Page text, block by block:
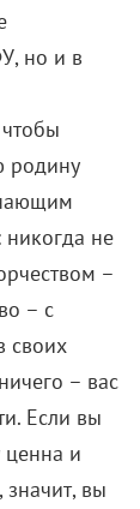
но и в
родину
никогда не
–
– с
своих
– вас
Если вы
и
вы